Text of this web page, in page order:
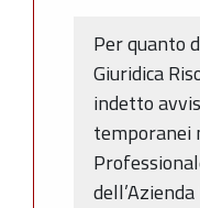
Per quanto
Giuridica
indetto
temporanei